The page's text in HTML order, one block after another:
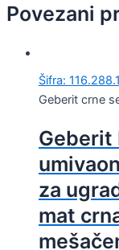
Povezani
Šifra:
Geberit crne
Geberit
za
mat